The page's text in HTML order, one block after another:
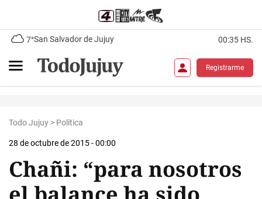
7°San Salvador de Jujuy 00:35 HS.
Registrarme
Todo Jujuy > Política
28 de octubre de 2015 - 00:00
Chañi: “para nosotros